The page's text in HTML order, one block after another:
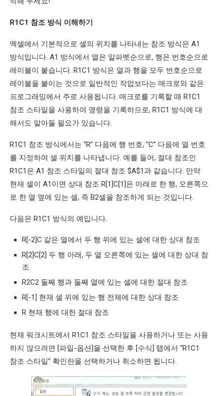
R1C1 참조 방식 이해하기
엑셀에서 기본적으로 셀의 위치를 나타내는 참조 방식은 A1
방식입니다. A1 방식에서 열은 알파벳순으로, 행은 번호순으로
레이블이 붙습니다. R1C1 방식은 열과 행을 모두 번호순으로
레이블을 붙이는 것으로 일반적인 작업보다는 매크로와 같은
프로그래밍에서 주로 사용됩니다. 매크로를 기록할 때 R1C1
참조 스타일을 사용하여 명령을 기록하므로, R1C1 방식에 대
해서도 알아둘 필요가 있습니다.
R1C1 참조 방식에서는 “R” 다음에 행 번호, “C” 다음에 열 번호
를 지정하여 셀 위치를 나타냅니다. 예를 들어, 절대 참조인
R1C1은 A1 참조 스타일의 절대 참조 $A$1과 같습니다. 만약
현재 셀이 A1이면 상대 참조 R[1]C[1]은 아래로 한 행, 오른쪽으
로 한 열 옆에 있는 셀, 즉 B2셀을 참조하게 되는 것입니다.
다음은 R1C1 방식의 예입니다.
R[-2]C 같은 열에서 두 행 위에 있는 셀에 대한 상대 참조
R[2]C[2] 두 행 아래, 두 열 오른쪽에 있는 셀에 대한 상대 참
조
R2C2 둘째 행과 둘째 열에 있는 셀에 대한 절대 참조
R[-1] 현재 셀 위에 있는 행 전체에 대한 상대 참조
R 현재 행에 대한 절대 참조
현재 워크시트에서 R1C1 참조 스타일을 사용하거나 또는 사용
하지 않으려면 [파일-옵션]을 선택한 후 [수식] 탭에서 “R1C1
참조 스타일” 확인란을 선택하거나 취소하면 됩니다.